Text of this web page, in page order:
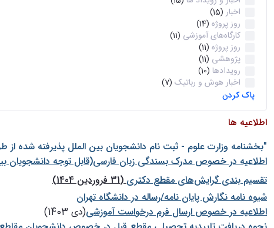
اخبار (15)
روز پروژه (14)
کارگاه‌های آموزشی (11)
روز پروژه (11)
پژوهشی (11)
رویدادها (10)
اخبار هوش و رباتیک (7)
پاک کردن
اطلاعیه ها
"بخشنامه وزارت علوم - ثبت نام دانشجويان بين الملل پذيرفته شده از
اطلاعیه در خصوص مدرک بسندگی زبان فارسی(قابل توجه دانشجویان
تقسیم بندی گرایش‌های مقطع دکتری(31 فروردین 1404)
شيوه نامه نگارش پايان نامه/رساله در دانشگاه تهران
اطلاعیه در خصوص ارسال فرم درخواست آموزشی(دی 1403)